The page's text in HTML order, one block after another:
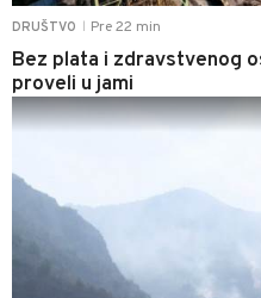
DRUŠTVO Pre 22 min
Bez plata i zdravstvenog
proveli u jami